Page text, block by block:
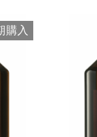
購入